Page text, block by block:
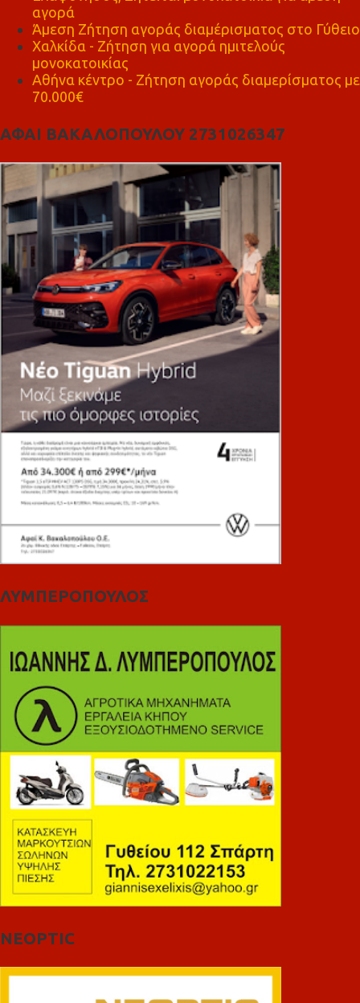
αγορά
Άμεση Ζήτηση αγοράς διαμέρισματος στο Γύθειο
Χαλκίδα - Ζήτηση για αγορά ημιτελούς
μονοκατοικίας
Αθήνα κέντρο - Ζήτηση αγοράς διαμερίσματος με
70.000€
ΑΦΑΙ ΒΑΚΑΛΟΠΟΥΛΟΥ 2731026347
ΛΥΜΠΕΡΟΠΟΥΛΟΣ
NEOPTIC